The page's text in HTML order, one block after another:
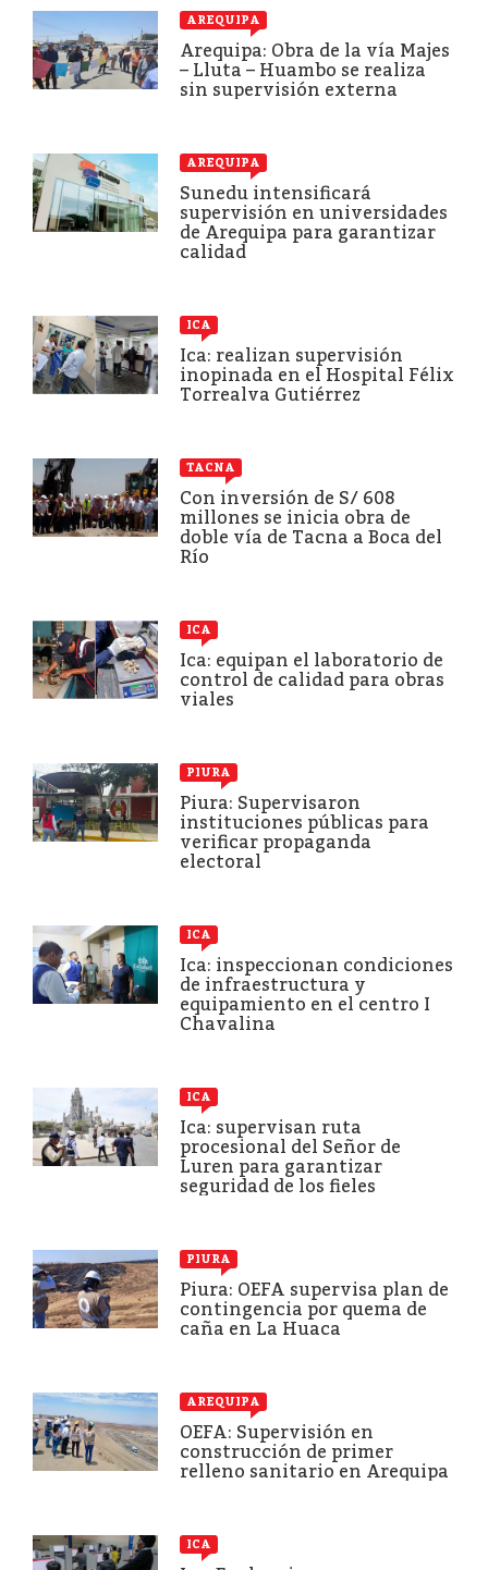
AREQUIPA
Arequipa: Obra de la vía Majes
– Lluta – Huambo se realiza
sin supervisión externa
AREQUIPA
Sunedu intensificará
supervisión en universidades
de Arequipa para garantizar
calidad
ICA
Ica: realizan supervisión
inopinada en el Hospital Félix
Torrealva Gutiérrez
TACNA
Con inversión de S/ 608
millones se inicia obra de
doble vía de Tacna a Boca del
Río
ICA
Ica: equipan el laboratorio de
control de calidad para obras
viales
PIURA
Piura: Supervisaron
instituciones públicas para
verificar propaganda
electoral
ICA
Ica: inspeccionan condiciones
de infraestructura y
equipamiento en el centro I
Chavalina
ICA
Ica: supervisan ruta
procesional del Señor de
Luren para garantizar
seguridad de los fieles
PIURA
Piura: OEFA supervisa plan de
contingencia por quema de
caña en La Huaca
AREQUIPA
OEFA: Supervisión en
construcción de primer
relleno sanitario en Arequipa
ICA